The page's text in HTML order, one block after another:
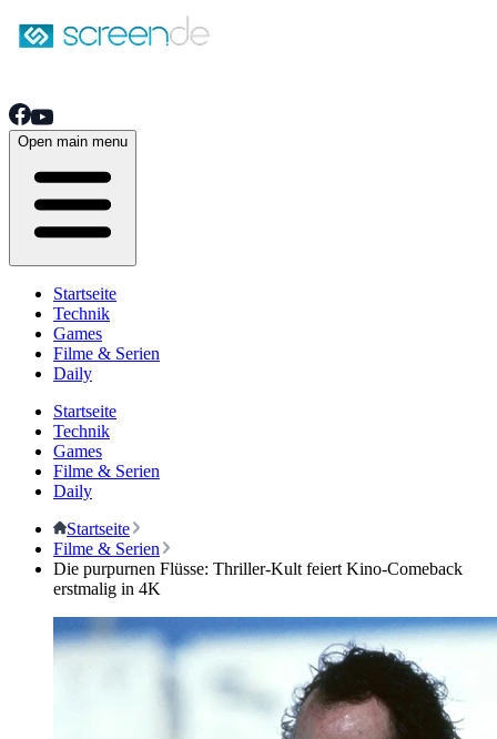
Open main menu
Startseite
Technik
Games
Filme & Serien
Daily
Startseite
Technik
Games
Filme & Serien
Daily
Startseite
Filme & Serien
Die purpurnen Flüsse: Thriller-Kult feiert Kino-Comeback
erstmalig in 4K